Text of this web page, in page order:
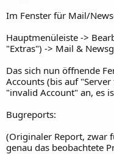
Im Fenster für Mail/
Hauptmenüleiste ->
"Extras") -> Mail &
Das sich nun öffnende
Accounts (bis auf
"invalid Account" an, es
Bugreports:
(Originaler Report, zwar
genau das beobachtete